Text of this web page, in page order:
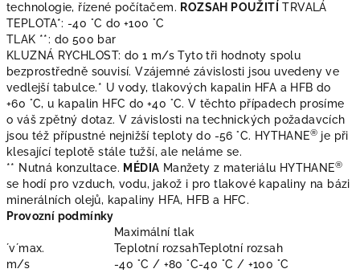
technologie, řízené počítačem. ROZSAH POUŽITÍ TRVALÁ
TEPLOTA*: -40 °C do +100 °C
TLAK **: do 500 bar
KLUZNÁ RYCHLOST: do 1 m/s Tyto tři hodnoty spolu
bezprostředně souvisí. Vzájemné závislosti jsou uvedeny ve
vedlejší tabulce.* U vody, tlakových kapalin HFA a HFB do
+60 °C, u kapalin HFC do +40 °C. V těchto případech prosíme
o váš zpětný dotaz. V závislosti na technických požadavcích
jsou též přípustné nejnižší teploty do -56 °C. HYTHANE® je při
klesající teplotě stále tužší, ale neláme se.
** Nutná konzultace. MÉDIA Manžety z materiálu HYTHANE®
se hodí pro vzduch, vodu, jakož i pro tlakové kapaliny na bázi
minerálních olejů, kapaliny HFA, HFB a HFC.
Provozní podmínky
Maximální tlak
´v´max.
Teplotní rozsahTeplotní rozsah
m/s
-40 °C / +80 °C-40 °C / +100 °C